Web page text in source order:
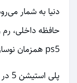
دنیا به شمار
حافظه داخلی، رم
ps5 همزمان نوسازی شده و ارتقا یافته‌اند.